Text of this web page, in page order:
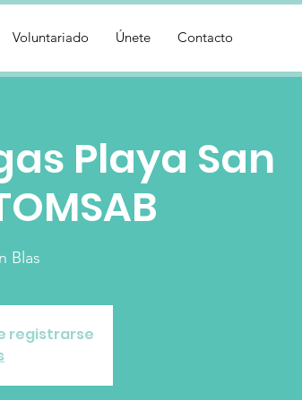
Voluntariado Únete Contacto
Playa San
Blas
registrarse